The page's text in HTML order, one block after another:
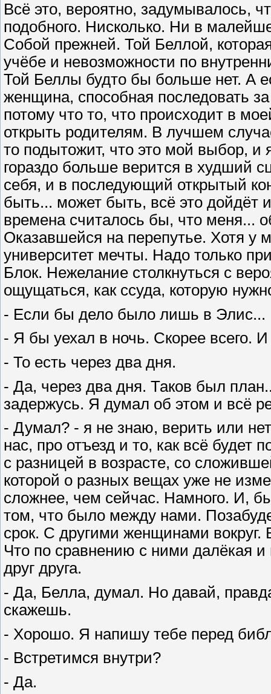
Всё это, вероятно, задумывалось,
подобного. Нисколько. Ни в
Собой прежней. Той Беллой,
учёбе и невозможности по
Той Беллы будто бы больше нет. А
женщина, способная последовать
потому что то, что происходит в
открыть родителям. В лучшем
то подытожит, что это мой выбор, и
гораздо больше верится в худший
себя, и в последующий открытый
быть... может быть, всё это дойдёт
времена считалось бы, что меня...
Оказавшейся на перепутье. Хотя у
университет мечты. Надо только
Блок. Нежелание столкнуться с
ощущаться, как ссуда, которую
- Если бы дело было лишь в Элис...
- Я бы уехал в ночь. Скорее всего.
- То есть через два дня.
- Да, через два дня. Таков был
задержусь. Я думал об этом и всё
- Думал? - я не знаю, верить или
нас, про отъезд и то, как всё
с разницей в возрасте, со
которой о разных вещах уже не
сложнее, чем сейчас. Намного. И,
том, что было между нами.
срок. С другими женщинами
Что по сравнению с ними далёкая
друг друга.
- Да, Белла, думал. Но давай,
скажешь.
- Хорошо. Я напишу тебе перед
- Встретимся внутри?
- Да.